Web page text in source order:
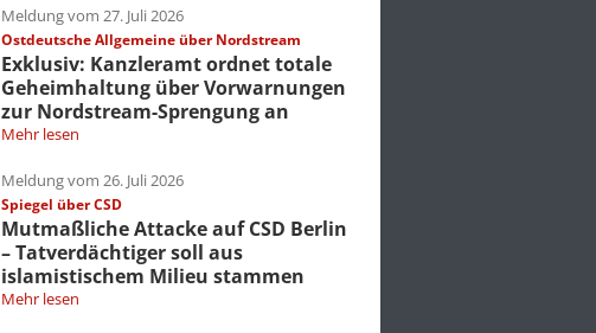
Meldung vom 27. Juli 2026
Ostdeutsche Allgemeine über Nordstream
Exklusiv: Kanzleramt ordnet totale
Geheimhaltung über Vorwarnungen
zur Nordstream-Sprengung an
Mehr lesen
Meldung vom 26. Juli 2026
Spiegel über CSD
Mutmaßliche Attacke auf CSD Berlin
– Tatverdächtiger soll aus
islamistischem Milieu stammen
Mehr lesen